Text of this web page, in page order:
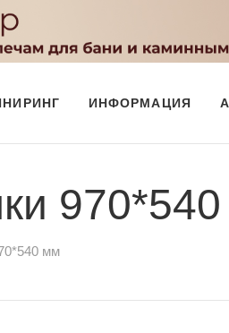
ИНФОРМАЦИЯ
мм